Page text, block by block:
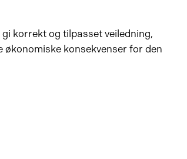
korrekt og tilpasset veiledning,
konsekvenser for den